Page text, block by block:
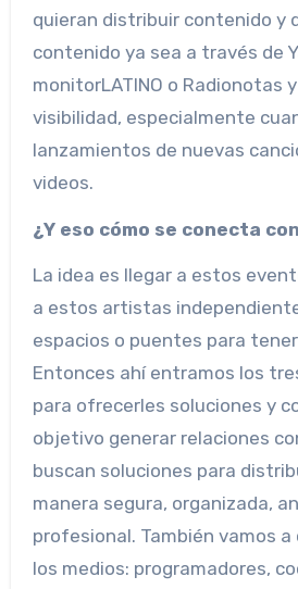
quieran distribuir contenido y
contenido ya sea a través de
monitorLATINO o Radionotas
visibilidad, especialmente
lanzamientos de nuevas
videos.
¿Y eso cómo se conecta
La idea es llegar a estos
a estos artistas
espacios o puentes para
Entonces ahí entramos los
para ofrecerles soluciones y
objetivo generar relaciones
buscan soluciones para
manera segura, organizada,
profesional. También vamos
los medios: programadores,